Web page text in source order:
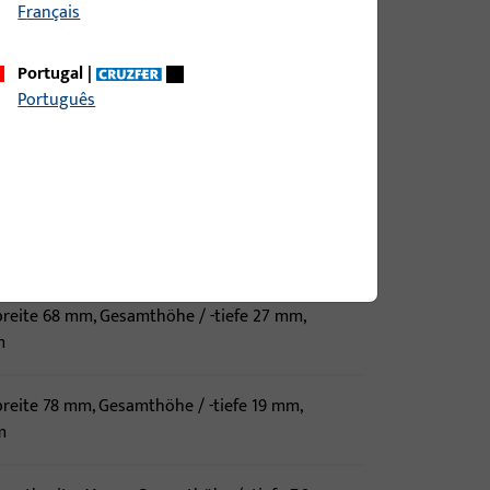
68 mm, Gesamthöhe / -tiefe 27 mm,
78 mm, Gesamthöhe / -tiefe 19 mm,
Français
Portugal|
Português